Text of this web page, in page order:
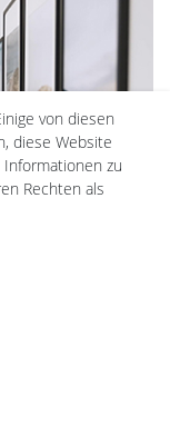
vier Wände und an
von diesen
diese Website
zu
Rechten als